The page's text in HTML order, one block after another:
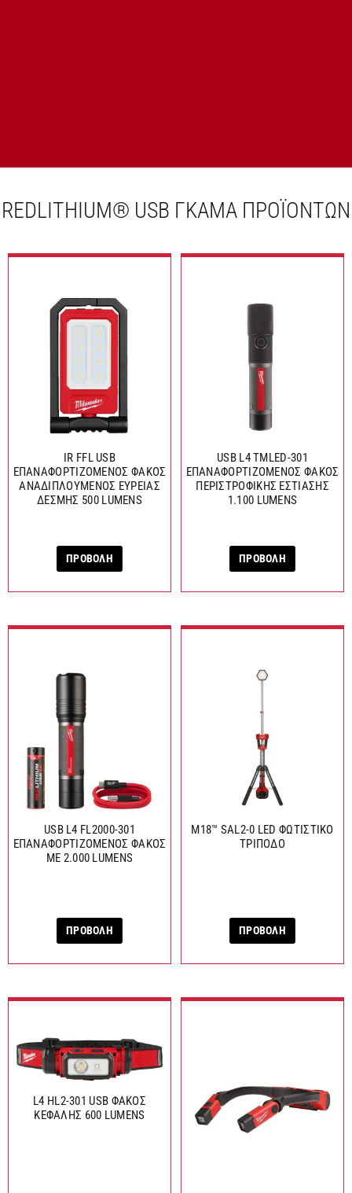
REDLITHIUM® USB ΓΚΑΜΑ ΠΡΟΪΟΝΤΩΝ
IR FFL USB
ΕΠΑΝΑΦΟΡΤΙΖΟΜΕΝΟΣ ΦΑΚΟΣ
ΑΝΑΔΙΠΛΟΥΜΕΝΟΣ ΕΥΡΕΙΑΣ
ΔΕΣΜΗΣ 500 LUMENS
ΠΡΟΒΟΛΗ
USB L4 TMLED-301
ΕΠΑΝΑΦΟΡΤΙΖΟΜΕΝΟΣ ΦΑΚΟΣ
ΠΕΡΙΣΤΡΟΦΙΚΗΣ ΕΣΤΙΑΣΗΣ
1.100 LUMENS
ΠΡΟΒΟΛΗ
USB L4 FL2000-301
ΕΠΑΝΑΦΟΡΤΙΖΟΜΕΝΟΣ ΦΑΚΟΣ
ΜΕ 2.000 LUMENS
ΠΡΟΒΟΛΗ
M18™ SAL2-0 LED ΦΩΤΙΣΤΙΚΟ
ΤΡΙΠΟΔΟ
ΠΡΟΒΟΛΗ
L4 HL2-301 USB ΦΑΚΟΣ
ΚΕΦΑΛΗΣ 600 LUMENS